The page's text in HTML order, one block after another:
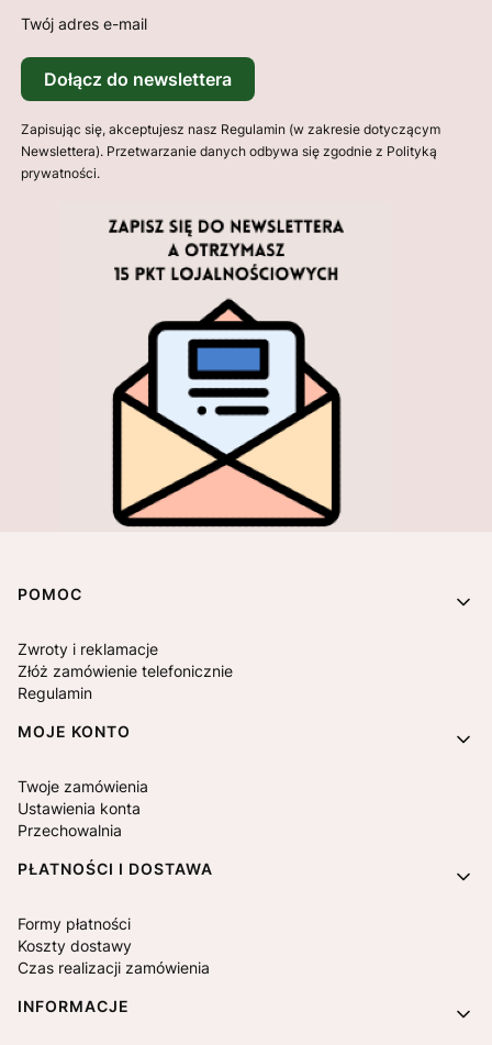
Twój adres e-mail
Dołącz do newslettera
Zapisując się, akceptujesz nasz Regulamin (w zakresie dotyczącym
Newslettera). Przetwarzanie danych odbywa się zgodnie z Polityką
prywatności.
Linki w stopce
POMOC
Zwroty i reklamacje
Złóż zamówienie telefonicznie
Regulamin
MOJE KONTO
Twoje zamówienia
Ustawienia konta
Przechowalnia
PŁATNOŚCI I DOSTAWA
Formy płatności
Koszty dostawy
Czas realizacji zamówienia
INFORMACJE